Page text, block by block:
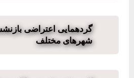
گردهمایی اعتراضی
شهرهای مختلف